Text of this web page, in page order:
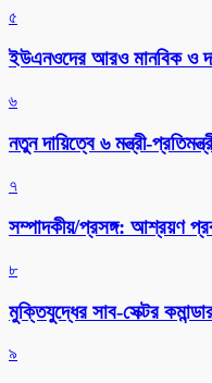
৫
ইউএনওদের আরও মানবিক ও
৬
নতুন দায়িত্বে ৬ মন্ত্রী-
৭
সম্পাদকীয়/প্রসঙ্গ: আশ্রয়ণ
৮
মুক্তিযুদ্ধের সাব-সেক্টর
৯